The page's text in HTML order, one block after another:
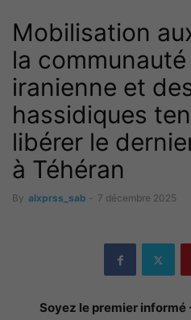
Mobilisation
la communauté
iranienne et
hassidiques
libérer le
à Téhéran
By alxprss_sab - 7 décembre 2025
Soyez le premier informé